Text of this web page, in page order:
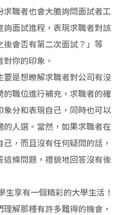
求職者也會大膽詢問面試者工
詢面試進程，表現求職者對該
後會否有第二次面試？」等
你的印象。
要是想暸解求職者對公司有沒
的職位進行補充，求職者的確
象分和表現自己，同時也可以
的人選。當然，如果求職者在
，而且沒有任何疑問的話，
這條問題，禮貌地回答沒有後
生享有一個精彩的大學生活！
解那種有許多難得的機會，